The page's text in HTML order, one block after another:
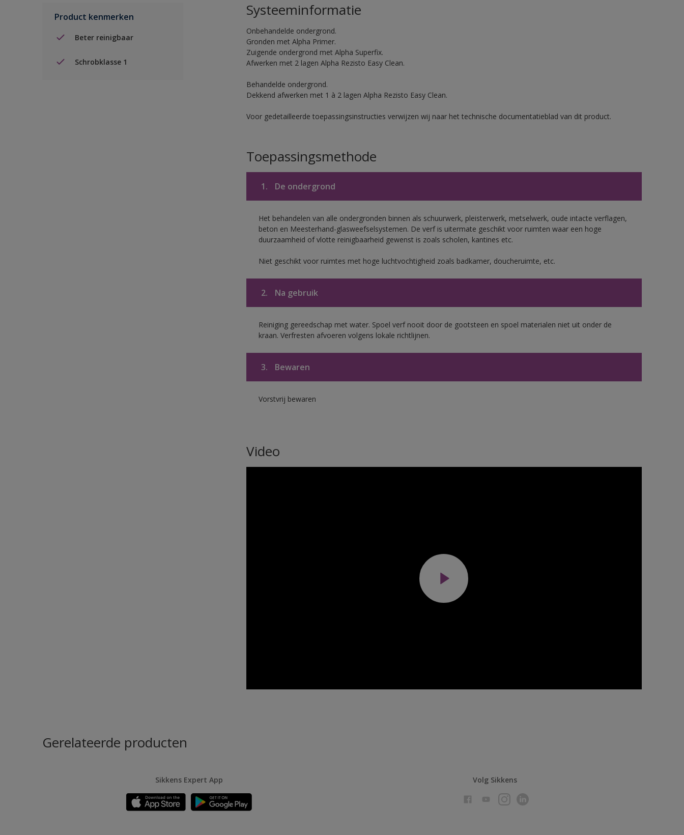
Product kenmerken
Beter reinigbaar
Schrobklasse 1
Systeeminformatie
Onbehandelde ondergrond.
Gronden met Alpha Primer.
Zuigende ondergrond met Alpha Superfix.
Afwerken met 2 lagen Alpha Rezisto Easy Clean.
Behandelde ondergrond.
Dekkend afwerken met 1 à 2 lagen Alpha Rezisto Easy Clean.
Voor gedetailleerde toepassingsinstructies verwijzen wij naar het technische documentatieblad van dit product.
Toepassingsmethode
1. De ondergrond
Het behandelen van alle ondergronden binnen als schuurwerk, pleisterwerk, metselwerk, oude intacte verflagen,
beton en Meesterhand-glasweefselsystemen. De verf is uitermate geschikt voor ruimten waar een hoge
duurzaamheid of vlotte reinigbaarheid gewenst is zoals scholen, kantines etc.
Niet geschikt voor ruimtes met hoge luchtvochtigheid zoals badkamer, doucheruimte, etc.
2. Na gebruik
Reiniging gereedschap met water. Spoel verf nooit door de gootsteen en spoel materialen niet uit onder de
kraan. Verfresten afvoeren volgens lokale richtlijnen.
3. Bewaren
Vorstvrij bewaren
Video
Gerelateerde producten
Sikkens Expert App Volg Sikkens